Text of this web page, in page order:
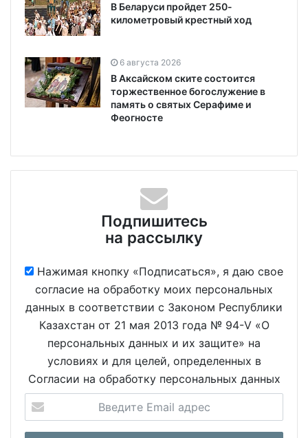
В Беларуси пройдет 250-
километровый крестный ход
6 августа 2026
В Аксайском ските состоится
торжественное богослужение в
память о святых Серафиме и
Феогносте
Подпишитесь
на рассылку
Нажимая кнопку «Подписаться», я даю свое
согласие на обработку моих персональных
данных в соответствии с Законом Республики
Казахстан от 21 мая 2013 года № 94-V «О
персональных данных и их защите» на
условиях и для целей, определенных в
Согласии на обработку персональных данных